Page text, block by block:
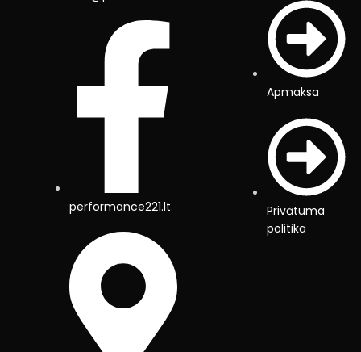
performance221.lt
Apmaksa
Privātuma
politika